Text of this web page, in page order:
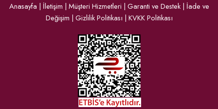
Anasayfa | İletişim | Müşteri Hizmetleri | Garanti ve Destek| İade ve
Değişim | Gizlilik Politikası | KVKK Politikası